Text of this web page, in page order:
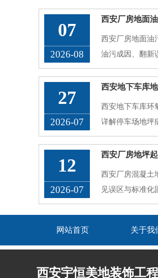
07
2026-08
西安厂房地面油
油污成因、翻新
27
2026-07
西安地下车库环
详解停车场地坪
12
2026-07
西安厂房混凝土
见误区与标准化
网站首页 关于我
西安宇恒美地装饰工